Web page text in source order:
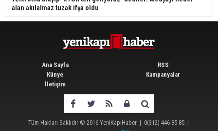
alan akılalmaz tuzak ifşa oldu
Ana Sayfa
Künye
İletişim
RSS
Kampanyalar
Tüm Hakları Saklıdır © 2016 YeniKapıHaber| 0(312) 446 85 85|